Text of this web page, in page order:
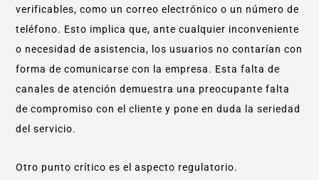
verificables, como un correo electrónico o un número de
teléfono. Esto implica que, ante cualquier inconveniente
o necesidad de asistencia, los usuarios no contarían con
forma de comunicarse con la empresa. Esta falta de
canales de atención demuestra una preocupante falta
de compromiso con el cliente y pone en duda la seriedad
del servicio.
Otro punto crítico es el aspecto regulatorio.